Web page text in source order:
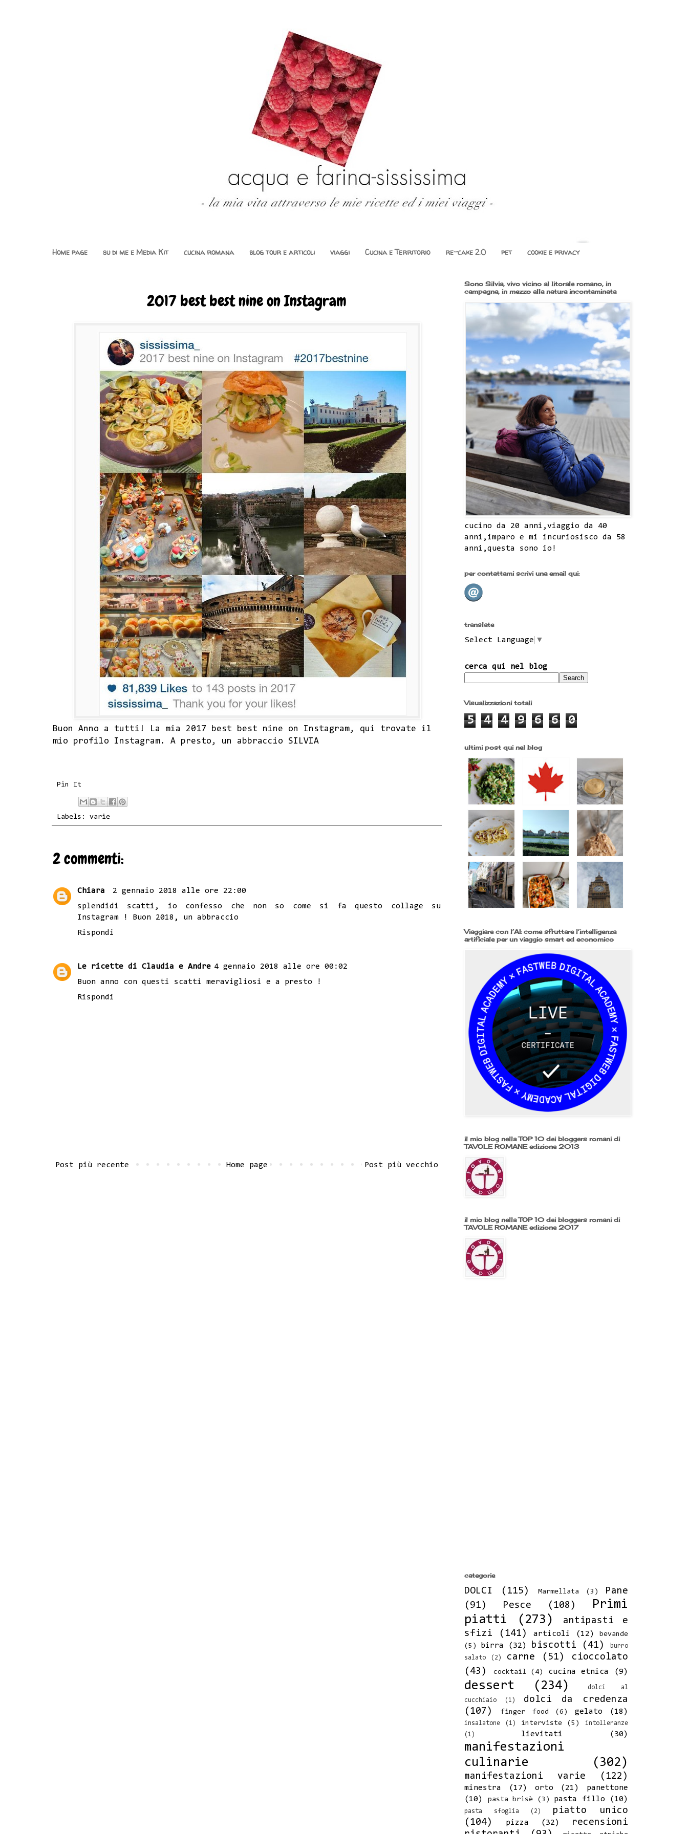
Home page su di me e Media Kit cucina romana blog tour e articoli viaggi Cucina e Territorio re-cake 2.0 pet cookie e privacy
2017 best best nine on Instagram
Buon Anno a tutti! La mia 2017 best best nine on Instagram, qui trovate il
mio profilo Instagram. A presto, un abbraccio SILVIA
Pin It
Labels: varie
2 commenti:
Chiara
2 gennaio 2018 alle ore 22:00
splendidi scatti, io confesso che non so come si fa questo collage su
Instagram ! Buon 2018, un abbraccio
Rispondi
Le ricette di Claudia e Andre 4 gennaio 2018 alle ore 00:02
Buon anno con questi scatti meravigliosi e a presto !
Rispondi
Post più recente Post più vecchio
Home page
Sono Silvia, vivo vicino al litorale romano, in
campagna, in mezzo alla natura incontaminata
cucino da 20 anni,viaggio da 40
anni,imparo e mi incuriosisco da 58
anni,questa sono io!
per contattami scrivi una email qui:
translate
Select Language ▼
cerca qui nel blog
Visualizzazioni totali
5 4 4 9 6 6 0
ultimi post qui nel blog
Viaggiare con l’AI: come sfruttare l’intelligenza
artificiale per un viaggio smart ed economico
il mio blog nella TOP 10 dei bloggers romani di
TAVOLE ROMANE edizione 2013
il mio blog nella TOP 10 dei bloggers romani di
TAVOLE ROMANE edizione 2017
categorie
DOLCI (115) Marmellata (3)
Pane
(91)
Pesce (108)
Primi
piatti
(273)
antipasti e
sfizi
(141) articoli (12)
bevande
(5)
birra (32) biscotti (41)
burro
salato
(2) carne (51)
cioccolato
(43)
cocktail (4) cucina etnica (9)
dessert (234)
dolci al
cucchiaio
(1)
dolci da credenza
(107)
finger food (6) gelato (18)
insalatone (1) interviste (5)
intolleranze
(1)
lievitati (30)
manifestazioni
culinarie
(302)
manifestazioni varie (122)
minestra (17) orto (21)
panettone
(10)
pasta brisè (3) pasta fillo (10)
pasta sfoglia (2)
piatto unico
(104)
pizza (32)
recensioni